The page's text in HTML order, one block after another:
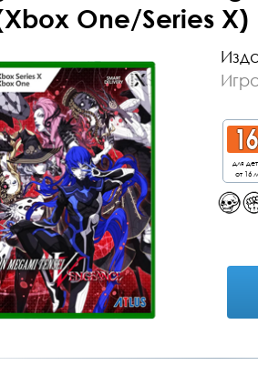
One/Series X)
для
от 16